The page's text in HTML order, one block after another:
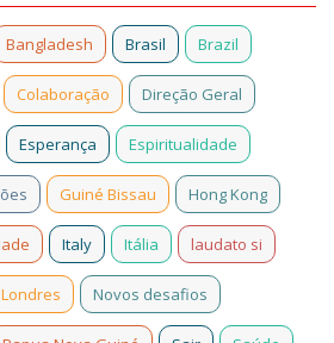
Bangladesh Brasil Brazil
Colaboração Direção Geral
Esperança Espiritualidade
Guiné Bissau Hong Kong
Italy Itália laudato si
Londres Novos desafios